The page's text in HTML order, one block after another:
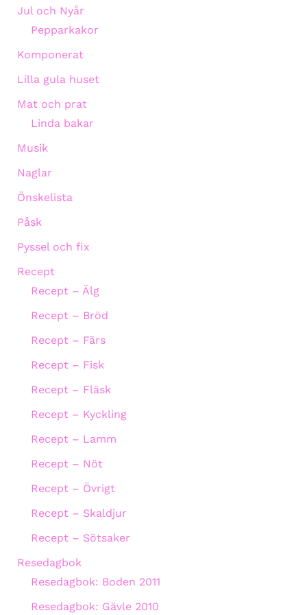
Jul och Nyår
Pepparkakor
Komponerat
Lilla gula huset
Mat och prat
Linda bakar
Musik
Naglar
Önskelista
Påsk
Pyssel och fix
Recept
Recept – Älg
Recept – Bröd
Recept – Färs
Recept – Fisk
Recept – Fläsk
Recept – Kyckling
Recept – Lamm
Recept – Nöt
Recept – Övrigt
Recept – Skaldjur
Recept – Sötsaker
Resedagbok
Resedagbok: Boden 2011
Resedagbok: Gävle 2010